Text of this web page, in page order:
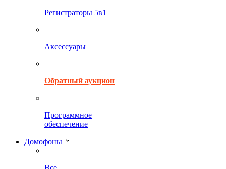
Регистраторы 5в1
Аксессуары
Обратный аукцион
Программное
обеспечение
Домофоны